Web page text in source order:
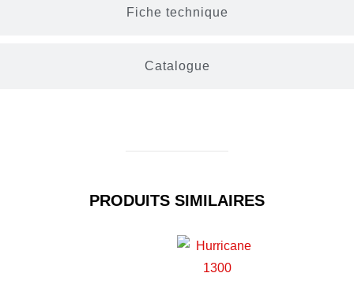
Fiche technique
Catalogue
PRODUITS SIMILAIRES